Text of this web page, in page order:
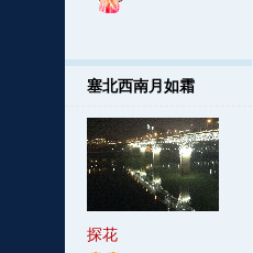
塞北西南月如霜
探花